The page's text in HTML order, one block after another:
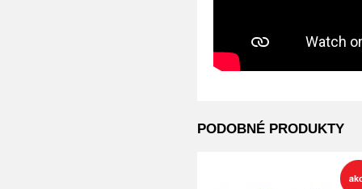
PODOBNÉ PRODUKTY